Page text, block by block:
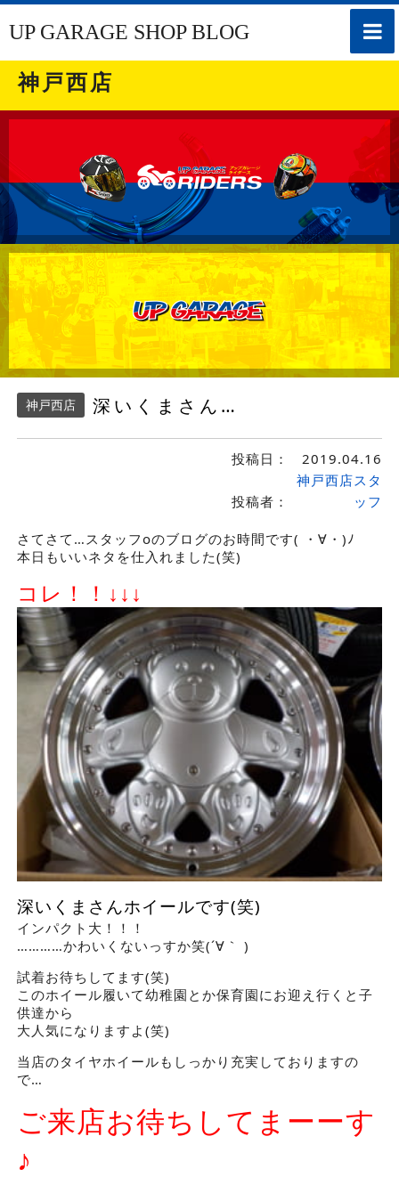
toggle
UP GARAGE SHOP BLOG
神戸西店
神戸西店 深いくまさん…
投稿日： 2019.04.16
投稿者：
神戸西店スタ
ッフ
さてさて…スタッフoのブログのお時間です( ・∀・)ﾉ
本日もいいネタを仕入れました(笑)
コレ！！↓↓↓
深いくまさんホイールです(笑)
インパクト大！！！
…………かわいくないっすか笑(´∀｀ )
試着お待ちしてます(笑)
このホイール履いて幼稚園とか保育園にお迎え行くと子
供達から
大人気になりますよ(笑)
当店のタイヤホイールもしっかり充実しておりますの
で…
ご来店お待ちしてまーーす
♪